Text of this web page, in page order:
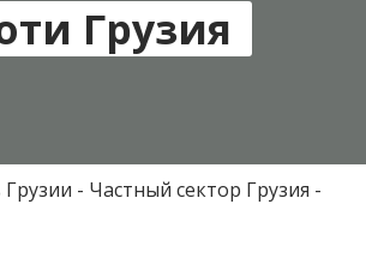
Грузия
Частный сектор Грузия